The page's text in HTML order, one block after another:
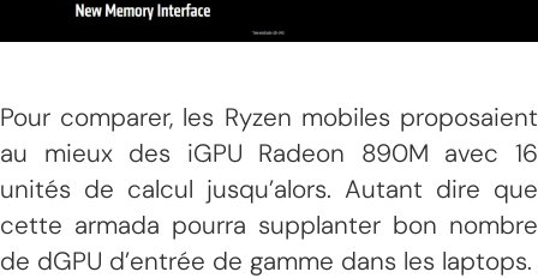
Pour comparer, les Ryzen mobiles proposaient
au mieux des iGPU Radeon 890M avec 16
unités de calcul jusqu’alors. Autant dire que
cette armada pourra supplanter bon nombre
de dGPU d’entrée de gamme dans les laptops.